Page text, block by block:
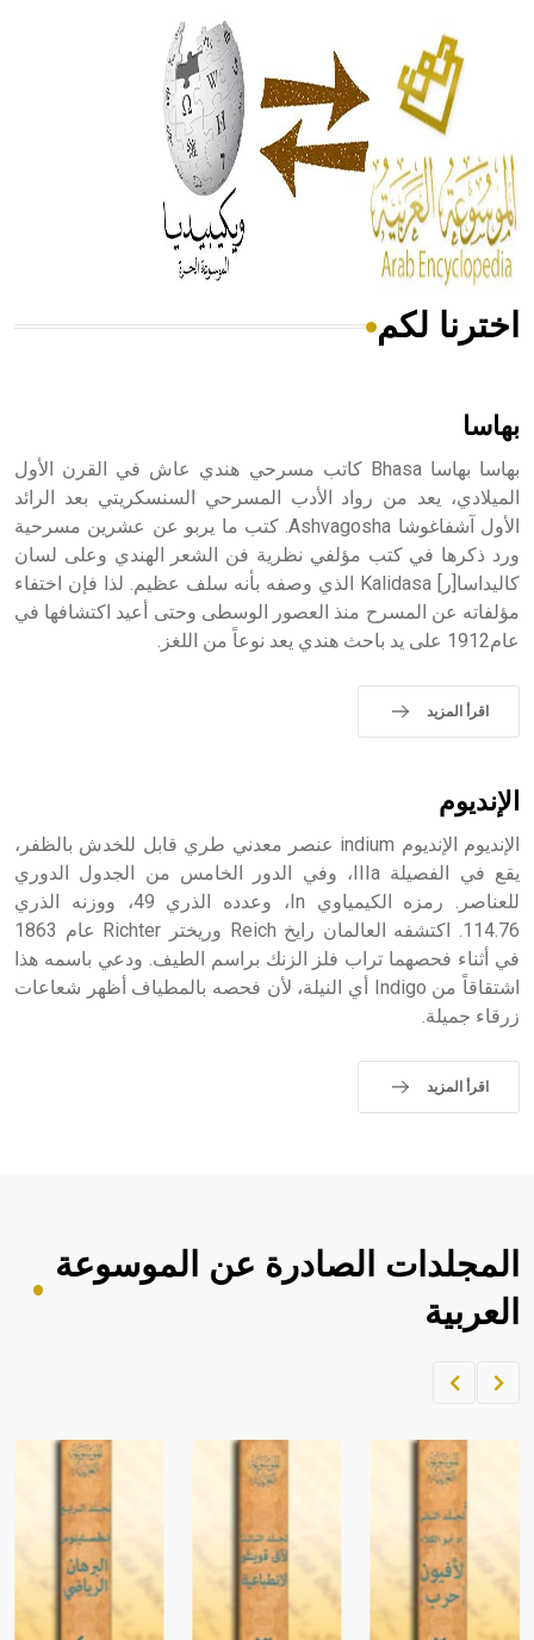
الحكم، الأدلة، تنظيم التغذية، ورسالته في جروح الرأس. ويعود
له الفضل بأنه حرر الطب من الدين والفلسفة.
- هل تعلم أن المرجان إفراز حيواني يتكون في البحر ويتركب
من مادة كربونات الكلسيوم، وهو أحمر أو شديد الحمرة وهو
أجود أنواعه، ويمتاز بكبر الحجم ويسمى الش
هل تعلم أن الأبسيد كلمة فرنسية اللفظ تم اعتمادها مصطلحاً
- هل تعلم أن أبجر Abgar اسم معروف جيداً يعود إلى عدد من
الملوك الذين حكموا مدينة إديسا (الرها) من أبجر الأول وحتى
التاسع، وهم ينتسبون إلى أسرة أوسروين
اخترنا لكم
بهاسا
بهاسا بهاسا Bhasa كاتب مسرحي هندي عاش في القرن الأول
الميلادي، يعد من رواد الأدب المسرحي السنسكريتي بعد الرائد
الأول آشفاغوشا Ashvagosha. كتب ما يربو عن عشرين مسرحية
ورد ذكرها في كتب مؤلفي نظرية فن الشعر الهندي وعلى لسان
كاليداسا[ر] Kalidasa الذي وصفه بأنه سلف عظيم. لذا فإن اختفاء
مؤلفاته عن المسرح منذ العصور الوسطى وحتى أعيد اكتشافها في
عام1912 على يد باحث هندي يعد نوعاً من اللغز.
اقرأ المزيد
الإنديوم
الإنديوم الإنديوم indium عنصر معدني طري قابل للخدش بالظفر،
يقع في الفصيلة IIIa، وفي الدور الخامس من الجدول الدوري
للعناصر. رمزه الكيمياوي In، وعدده الذري 49، ووزنه الذري
114.76. اكتشفه العالمان رايخ Reich وريختر Richter عام 1863
في أثناء فحصهما تراب فلز الزنك براسم الطيف. ودعي باسمه هذا
اشتقاقاً من Indigo أي النيلة، لأن فحصه بالمطياف أظهر شعاعات
زرقاء جميلة.
اقرأ المزيد
المجلدات الصادرة عن الموسوعة
العربية